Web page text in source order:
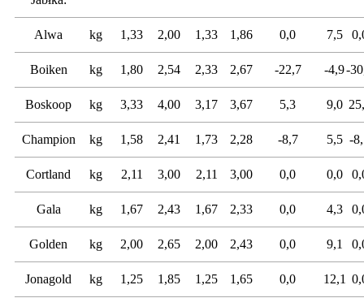
Alwa kg 1,33 2,00 1,33 1,86 0,0 7,5
Boiken kg 1,80 2,54 2,33 2,67 -22,7 -4,9-
Boskoop kg 3,33 4,00 3,17 3,67 5,3 9,0
Champion kg 1,58 2,41 1,73 2,28 -8,7 5,5 -
Cortland kg 2,11 3,00 2,11 3,00 0,0 0,0
Gala kg 1,67 2,43 1,67 2,33 0,0 4,3
Golden kg 2,00 2,65 2,00 2,43 0,0 9,1
Jonagold kg 1,25 1,85 1,25 1,65 0,0 12,1